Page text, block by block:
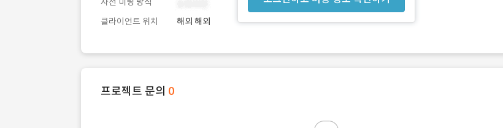
클라이언트 위치
해외 해외
프로젝트 문의 0